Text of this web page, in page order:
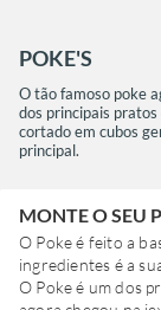
POKE'S
O tão famoso poke
dos principais
cortado em cubos
principal.
MONTE O SEU
O Poke é feito a
ingredientes é a
O Poke é um dos